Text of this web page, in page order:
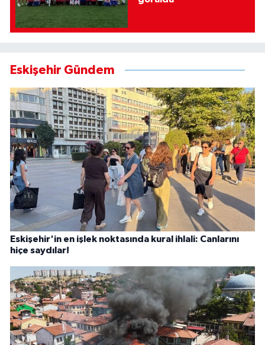
Eskişehir Gündem
Eskişehir'in en işlek noktasında kural ihlali: Canlarını
hiçe saydılar!